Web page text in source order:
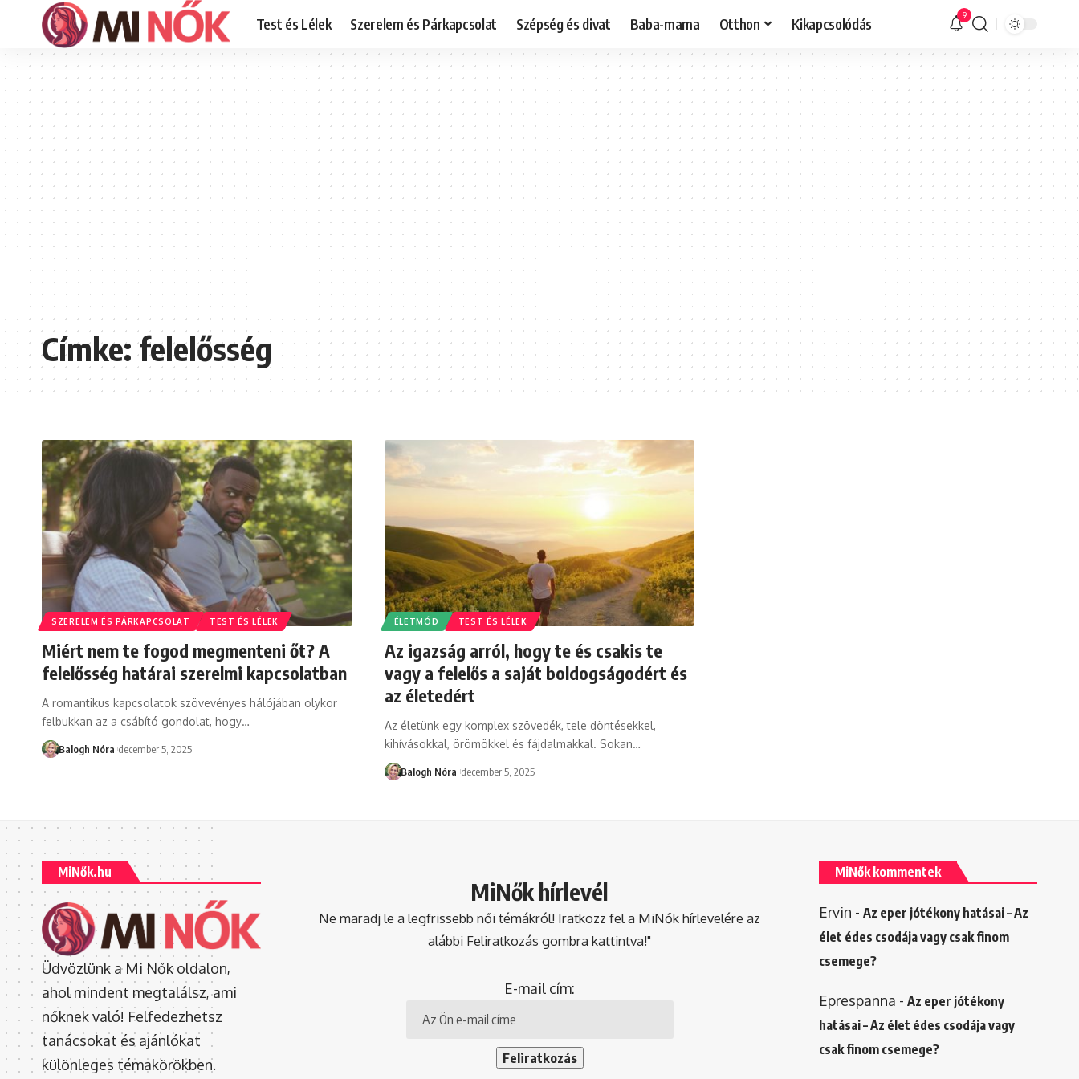
Test és Lélek Szerelem és Párkapcsolat Szépség és divat Baba-mama Otthon Kikapcsolódás 9
Címke:felelősség
SZERELEM ÉS PÁRKAPCSOLAT TEST ÉS LÉLEK
Miért nem te fogod megmenteni őt? A
felelősség határai szerelmi kapcsolatban
A romantikus kapcsolatok szövevényes hálójában olykor
felbukkan az a csábító gondolat, hogy…
Balogh Nóra december 5, 2025
ÉLETMÓD TEST ÉS LÉLEK
Az igazság arról, hogy te és csakis te
vagy a felelős a saját boldogságodért és
az életedért
Az életünk egy komplex szövedék, tele döntésekkel,
kihívásokkal, örömökkel és fájdalmakkal. Sokan…
Balogh Nóra december 5, 2025
MiNők.hu
Üdvözlünk a Mi Nők oldalon,
ahol mindent megtalálsz, ami
nőknek való! Felfedezhetsz
tanácsokat és ajánlókat
különleges témakörökben.
MiNők hírlevél
Ne maradj le a legfrissebb női témákról! Iratkozz fel a MiNők hírlevelére az
alábbi Feliratkozás gombra kattintva!"
E-mail cím:
MiNők kommentek
Ervin - Az eper jótékony hatásai – Az
élet édes csodája vagy csak finom
csemege?
Eprespanna - Az eper jótékony
hatásai – Az élet édes csodája vagy
csak finom csemege?